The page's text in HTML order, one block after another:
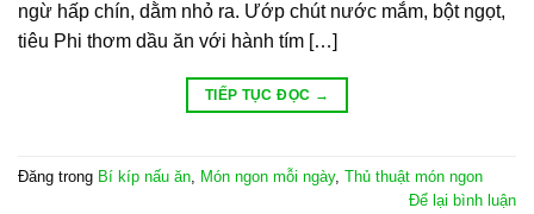
ngừ hấp chín, dằm nhỏ ra. Ướp chút nước mắm, bột ngọt,
tiêu Phi thơm dầu ăn với hành tím […]
TIẾP TỤC ĐỌC →
Đăng trong Bí kíp nấu ăn Món ngon mỗi ngày, Thủ thuật món ngon
Để lại bình luận